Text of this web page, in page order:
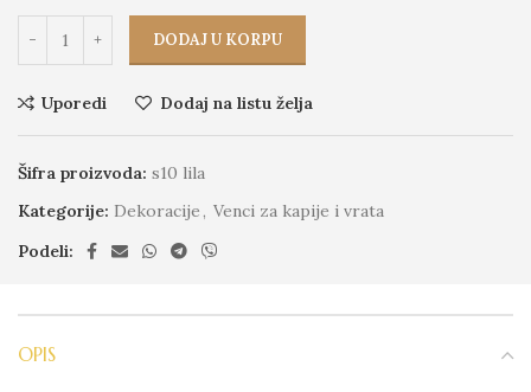
DODAJ U KORPU
Uporedi Dodaj na listu želja
Šifra proizvoda: s10 lila
Kategorije: Dekoracije, Venci za kapije i vrata
Podeli:
OPIS